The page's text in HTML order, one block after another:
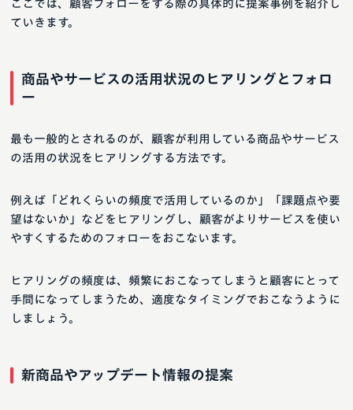
ここでは、顧客フォローをする際の具体的に提案事例を紹介し
ていきます。
商品やサービスの活用状況のヒアリングとフォロ
ー
最も一般的とされるのが、顧客が利用している商品やサービス
の活用の状況をヒアリングする方法です。
例えば「どれくらいの頻度で活用しているのか」「課題点や要
望はないか」などをヒアリングし、顧客がよりサービスを使い
やすくするためのフォローをおこないます。
ヒアリングの頻度は、頻繁におこなってしまうと顧客にとって
手間になってしまうため、適度なタイミングでおこなうように
しましょう。
新商品やアップデート情報の提案